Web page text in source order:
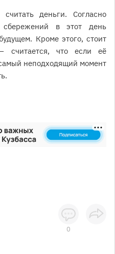
деньги. Согласно
сбережений в этот день
Кроме этого, стоит
считается, что если её
неподходящий момент
0